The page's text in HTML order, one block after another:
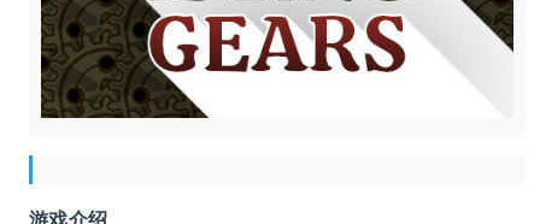
游戏介绍